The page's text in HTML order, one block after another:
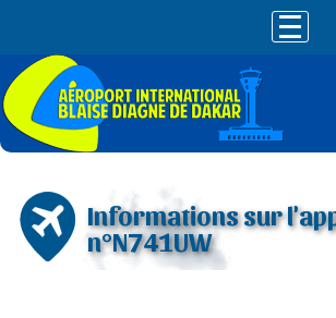
Informations sur
n°N741UW